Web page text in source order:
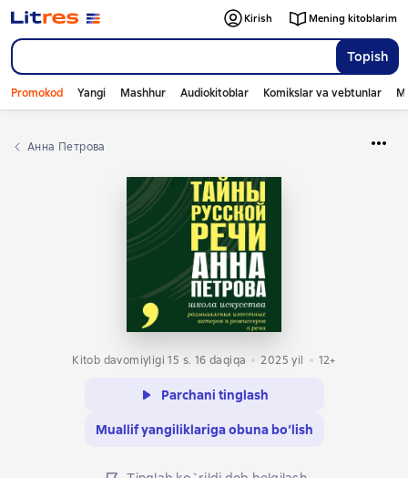
Topish
Kirish Mening kitoblarim
Promokod Yangi Mashhur Audiokitoblar Komikslar va vebtunlar
Анна Петрова
Kitob davomiyligi 15 s. 16 daqiqa 2025 yil 12+
Parchani tinglash
Muallif yangiliklariga obuna bo‘lish